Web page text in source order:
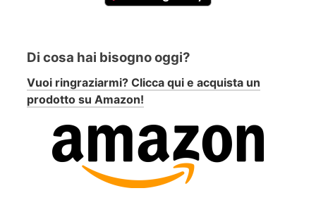
Di cosa hai bisogno oggi?
Vuoi ringraziarmi? Clicca qui e acquista un
prodotto su Amazon!